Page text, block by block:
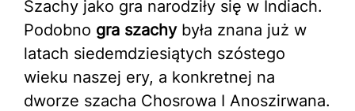
Szachy jako gra narodziły się w Indiach.
Podobno gra szachybyła znana już w
latach siedemdziesiątych szóstego
wieku naszej ery, a konkretnej na
dworze szacha Chosrowa I Anoszirwana.